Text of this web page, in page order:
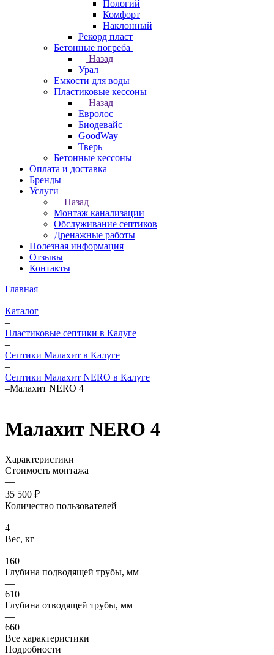
Пологий
Комфорт
Наклонный
Рекорд пласт
Бетонные погреба
Назад
Урал
Емкости для воды
Пластиковые кессоны
Назад
Евролос
Биодевайс
GoodWay
Тверь
Бетонные кессоны
Оплата и доставка
Бренды
Услуги
Назад
Монтаж канализации
Обслуживание септиков
Дренажные работы
Полезная информация
Отзывы
Контакты
Главная
–
Каталог
–
Пластиковые септики в Калуге
–
Септики Малахит в Калуге
–
Септики Малахит NERO в Калуге
–Малахит NERO 4
Малахит NERO 4
Характеристики
Стоимость монтажа
—
35 500 ₽
Количество пользователей
—
4
Вес, кг
—
160
Глубина подводящей трубы, мм
—
610
Глубина отводящей трубы, мм
—
660
Все характеристики
Подробности